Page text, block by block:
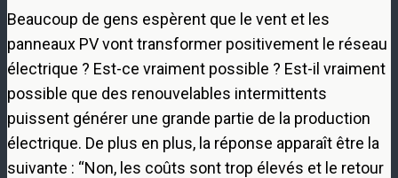
Beaucoup de gens espèrent que le vent et les
panneaux PV vont transformer positivement le réseau
électrique ? Est-ce vraiment possible ? Est-il vraiment
possible que des renouvelables intermittents
puissent générer une grande partie de la production
électrique. De plus en plus, la réponse apparaît être la
suivante : “Non, les coûts sont trop élevés et le retour